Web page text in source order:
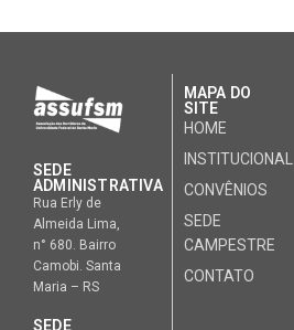
SEDE
ADMINISTRATIVA
Rua Erly de
Almeida Lima,
n° 680. Bairro
Camobi. Santa
Maria – RS
SEDE
MAPA DO
SITE
HOME
INSTITUCIONAL
CONVÊNIOS
SEDE
CAMPESTRE
CONTATO